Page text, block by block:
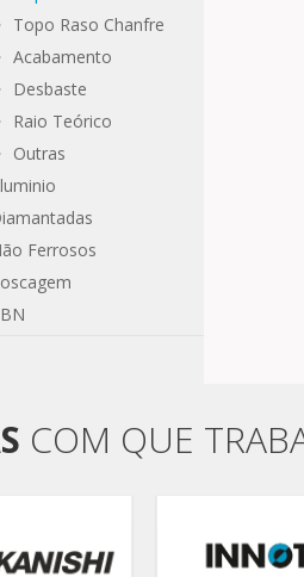
Topo Raso Chanfre
Acabamento
Desbaste
Raio Teórico
Outras
Ferrosos
COM QUE